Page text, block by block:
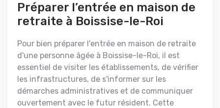
Préparer l’entrée en maison de
retraite à Boissise-le-Roi
Pour bien préparer l'entrée en maison de retraite
d'une personne âgée à Boissise-le-Roi, il est
essentiel de visiter les établissements, de vérifier
les infrastructures, de s'informer sur les
démarches administratives et de communiquer
ouvertement avec le futur résident. Cette